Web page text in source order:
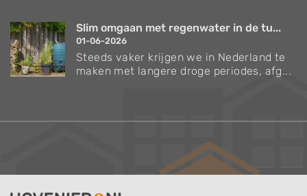
Slim omgaan met regenwater in de tu...
01-06-2026
Steeds vaker krijgen we in Nederland te
maken met langere droge periodes, afg...
Verzorgingstips voor bomen en planten
Inspiratie voor uw tuin en terras
De belangrijkste tuinwerkzaamheden voor de